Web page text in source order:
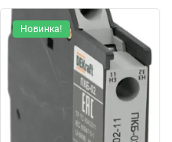
Новинка!